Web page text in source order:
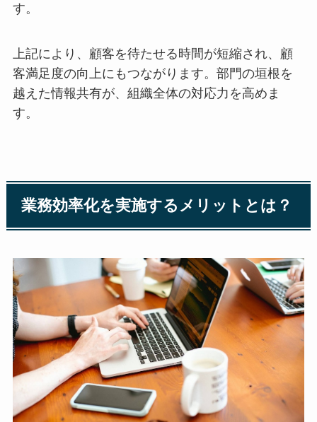
す。
上記により、顧客を待たせる時間が短縮され、顧
客満足度の向上にもつながります。部門の垣根を
越えた情報共有が、組織全体の対応力を高めま
す。
業務効率化を実施するメリットとは？